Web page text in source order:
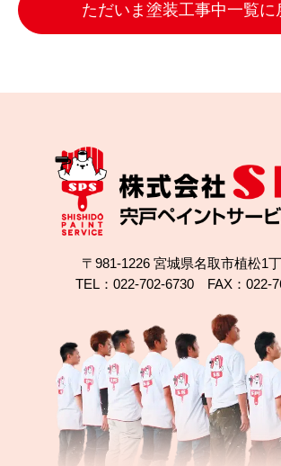
ただいま塗装工事中一覧に
〒981-1226 宮城県名取市植松1
TEL：022-702-6730 FAX：022-